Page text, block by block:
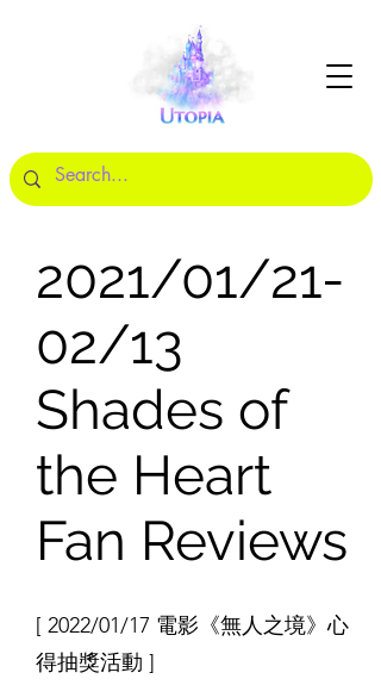
2021/01/21-
02/13
Shades of
the Heart
Fan Reviews
[ 2022/01/17 電影《無人之境》心
得抽獎活動 ]